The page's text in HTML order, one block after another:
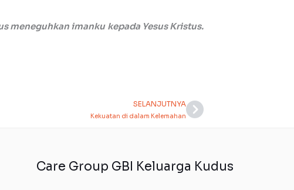
meneguhkan imanku kepada Yesus Kristus.
SELANJUTNYA
Kekuatan di dalam KelemahanNext
Care Group GBI Keluarga Kudus